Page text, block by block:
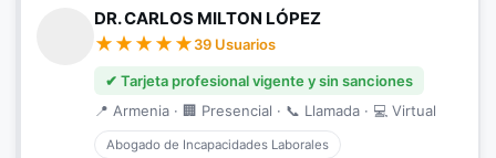
DR. CARLOS MILTON LÓPEZ
39 Usuarios
✔ Tarjeta profesional vigente y sin sanciones
📍 Armenia · 🏢 Presencial · 📞 Llamada · 💻 Virtual
Abogado de Incapacidades Laborales